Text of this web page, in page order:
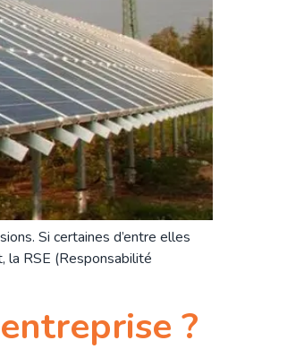
Si certaines d’entre elles
la RSE (Responsabilité
?